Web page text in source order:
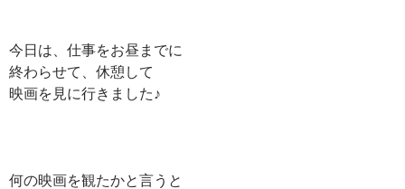
今日は、仕事をお昼までに
終わらせて、休憩して
映画を見に行きました♪
何の映画を観たかと言うと